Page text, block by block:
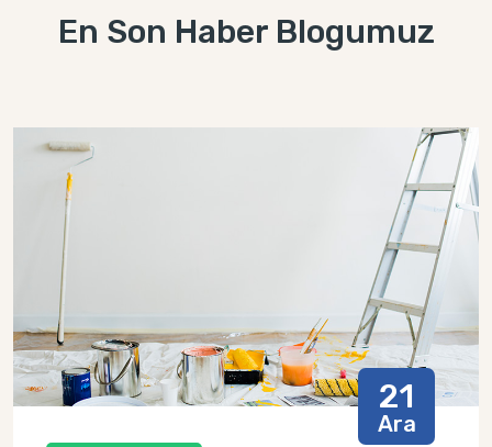
En Son Haber Blogumuz
21
Ara